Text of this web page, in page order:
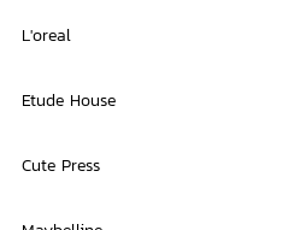
L'oreal
Etude House
Cute Press